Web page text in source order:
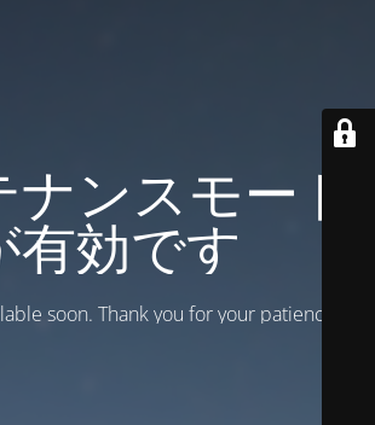
ンスモード
有効です
soon. Thank you for your patience!